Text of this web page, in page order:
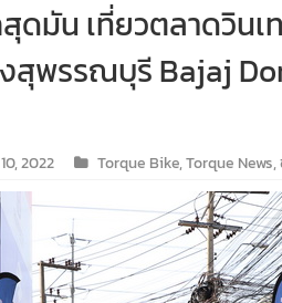
ดมัน เที่ยวตลาดวินเ
งสุพรรณบุรี Bajaj
2022 Torque Bike,Torque News,